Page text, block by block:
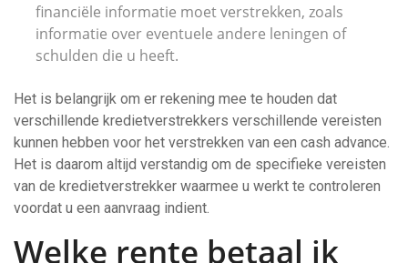
financiële informatie moet verstrekken, zoals
informatie over eventuele andere leningen of
schulden die u heeft.
Het is belangrijk om er rekening mee te houden dat
verschillende kredietverstrekkers verschillende vereisten
kunnen hebben voor het verstrekken van een cash advance.
Het is daarom altijd verstandig om de specifieke vereisten
van de kredietverstrekker waarmee u werkt te controleren
voordat u een aanvraag indient.
Welke rente betaal ik